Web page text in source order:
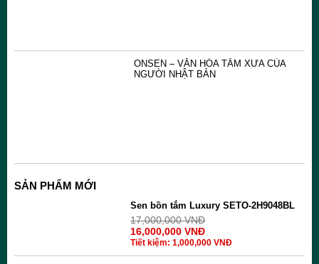
ONSEN – VĂN HÓA TẮM XƯA CỦA
NGƯỜI NHẬT BẢN
SẢN PHẨM MỚI
Sen bồn tắm Luxury SETO-2H9048BL
17,000,000VNĐ
16,000,000VNĐ
Tiết kiệm:1,000,000VNĐ